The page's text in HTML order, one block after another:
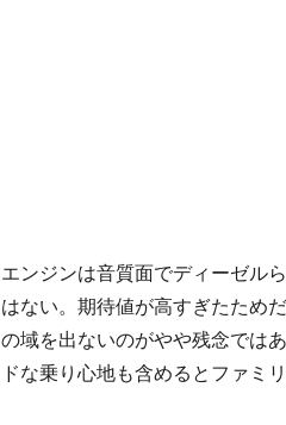
エンジンは音質面でディーゼル
はない。期待値が高すぎたため
の域を出ないのがやや残念では
ドな乗り心地も含めるとファミ